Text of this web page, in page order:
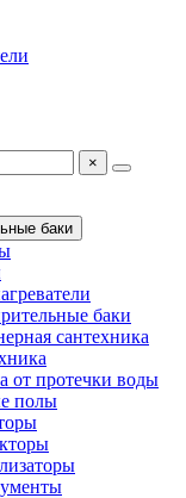
×
баки
баки
сантехника
от протечки воды
полы